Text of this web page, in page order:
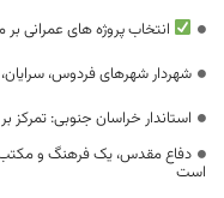
انتخاب پروژه های عمرانی بر
شهردار شهرهای فردوس،
استاندار خراسان جنوبی: تمرکز
دفاع مقدس، یک فرهنگ و
است